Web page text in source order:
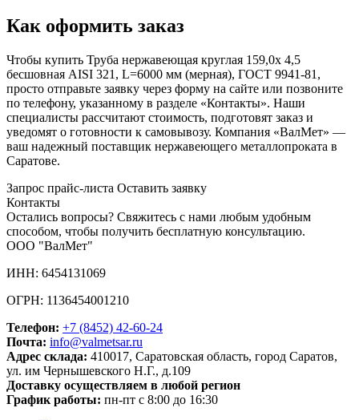
Как оформить заказ
Чтобы купить Труба нержавеющая круглая 159,0х 4,5
бесшовная AISI 321, L=6000 мм (мерная), ГОСТ 9941-81,
просто отправьте заявку через форму на сайте или позвоните
по телефону, указанному в разделе «Контакты». Наши
специалисты рассчитают стоимость, подготовят заказ и
уведомят о готовности к самовывозу. Компания «ВалМет» —
ваш надежный поставщик нержавеющего металлопроката в
Саратове.
Запрос прайс-листа Оставить заявку
Контакты
Остались вопросы? Свяжитесь с нами любым удобным
способом, чтобы получить бесплатную консультацию.
ООО "ВалМет"
ИНН: 6454131069
ОГРН: 1136454001210
Телефон: +7 (8452) 42-60-24
Почта: info@valmetsar.ru
Адрес склада: 410017, Саратовская область, город Саратов,
ул. им Чернышевского Н.Г., д.109
Доставку осуществляем в любой регион
График работы: пн-пт с 8:00 до 16:30